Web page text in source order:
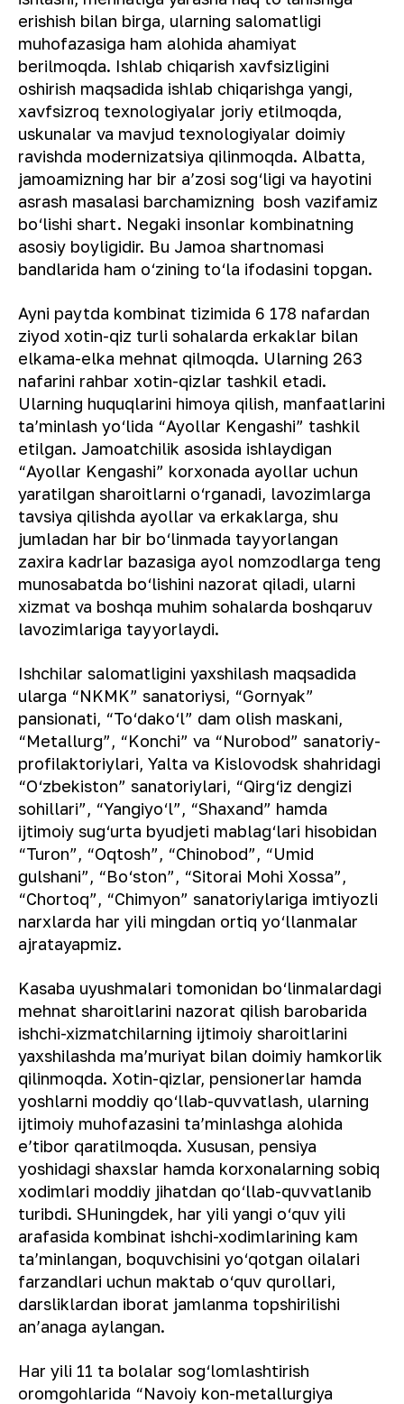
erishish bilan birga, ularning salomatligi
muhofazasiga ham alohida ahamiyat
berilmoqda. Ishlab chiqarish xavfsizligini
oshirish maqsadida ishlab chiqarishga yangi,
xavfsizroq texnologiyalar joriy etilmoqda,
uskunalar va mavjud texnologiyalar doimiy
ravishda modernizatsiya qilinmoqda. Albatta,
jamoamizning har bir a’zosi sog‘ligi va hayotini
asrash masalasi barchamizning bosh vazifamiz
bo‘lishi shart. Negaki insonlar kombinatning
asosiy boyligidir. Bu Jamoa shartnomasi
bandlarida ham o‘zining to‘la ifodasini topgan.
Ayni paytda kombinat tizimida 6 178 nafardan
ziyod xotin-qiz turli sohalarda erkaklar bilan
elkama-elka mehnat qilmoqda. Ularning 263
nafarini rahbar xotin-qizlar tashkil etadi.
Ularning huquqlarini himoya qilish, manfaatlarini
ta’minlash yo‘lida “Ayollar Kengashi” tashkil
etilgan. Jamoatchilik asosida ishlaydigan
“Ayollar Kengashi” korxonada ayollar uchun
yaratilgan sharoitlarni o‘rganadi, lavozimlarga
tavsiya qilishda ayollar va erkaklarga, shu
jumladan har bir bo‘linmada tayyorlangan
zaxira kadrlar bazasiga ayol nomzodlarga teng
munosabatda bo‘lishini nazorat qiladi, ularni
xizmat va boshqa muhim sohalarda boshqaruv
lavozimlariga tayyorlaydi.
Ishchilar salomatligini yaxshilash maqsadida
ularga “NKMK” sanatoriysi, “Gornyak”
pansionati, “To‘dako‘l” dam olish maskani,
“Metallurg”, “Konchi” va “Nurobod” sanatoriy-
profilaktoriylari, Yalta va Kislovodsk shahridagi
“O‘zbekiston” sanatoriylari, “Qirg‘iz dengizi
sohillari”, “Yangiyo‘l”, “Shaxand” hamda
ijtimoiy sug‘urta byudjeti mablag‘lari hisobidan
“Turon”, “Oqtosh”, “Chinobod”, “Umid
gulshani”, “Bo‘ston”, “Sitorai Mohi Xossa”,
“Chortoq”, “Chimyon” sanatoriylariga imtiyozli
narxlarda har yili mingdan ortiq yo‘llanmalar
ajratayapmiz.
Kasaba uyushmalari tomonidan bo‘linmalardagi
mehnat sharoitlarini nazorat qilish barobarida
ishchi-xizmatchilarning ijtimoiy sharoitlarini
yaxshilashda ma’muriyat bilan doimiy hamkorlik
qilinmoqda. Xotin-qizlar, pensionerlar hamda
yoshlarni moddiy qo‘llab-quvvatlash, ularning
ijtimoiy muhofazasini ta’minlashga alohida
e’tibor qaratilmoqda. Xususan, pensiya
yoshidagi shaxslar hamda korxonalarning sobiq
xodimlari moddiy jihatdan qo‘llab-quvvatlanib
turibdi. SHuningdek, har yili yangi o‘quv yili
arafasida kombinat ishchi-xodimlarining kam
ta’minlangan, boquvchisini yo‘qotgan oilalari
farzandlari uchun maktab o‘quv qurollari,
darsliklardan iborat jamlanma topshirilishi
an’anaga aylangan.
Har yili 11 ta bolalar sog‘lomlashtirish
oromgohlarida “Navoiy kon-metallurgiya